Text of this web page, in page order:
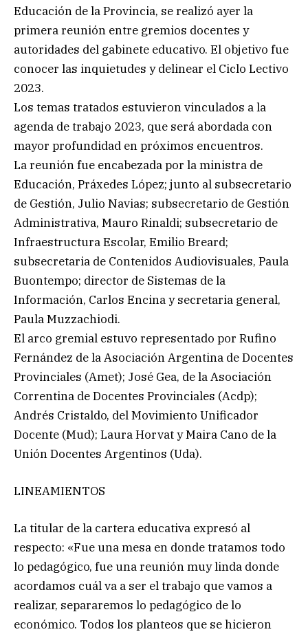
Educación de la Provincia, se realizó ayer la
primera reunión entre gremios docentes y
autoridades del gabinete educativo. El objetivo fue
conocer las inquietudes y delinear el Ciclo Lectivo
2023.
Los temas tratados estuvieron vinculados a la
agenda de trabajo 2023, que será abordada con
mayor profundidad en próximos encuentros.
La reunión fue encabezada por la ministra de
Educación, Práxedes López; junto al subsecretario
de Gestión, Julio Navias; subsecretario de Gestión
Administrativa, Mauro Rinaldi; subsecretario de
Infraestructura Escolar, Emilio Breard;
subsecretaria de Contenidos Audiovisuales, Paula
Buontempo; director de Sistemas de la
Información, Carlos Encina y secretaria general,
Paula Muzzachiodi.
El arco gremial estuvo representado por Rufino
Fernández de la Asociación Argentina de Docentes
Provinciales (Amet); José Gea, de la Asociación
Correntina de Docentes Provinciales (Acdp);
Andrés Cristaldo, del Movimiento Unificador
Docente (Mud); Laura Horvat y Maira Cano de la
Unión Docentes Argentinos (Uda).
LINEAMIENTOS
La titular de la cartera educativa expresó al
respecto: «Fue una mesa en donde tratamos todo
lo pedagógico, fue una reunión muy linda donde
acordamos cuál va a ser el trabajo que vamos a
realizar, separaremos lo pedagógico de lo
económico. Todos los planteos que se hicieron